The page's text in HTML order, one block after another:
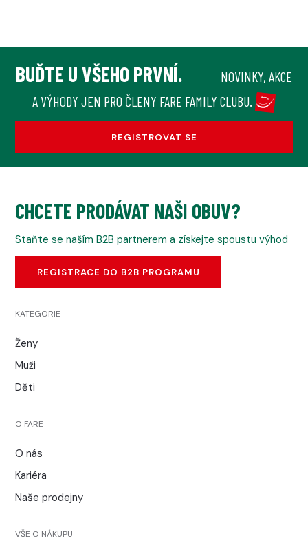
BUĎTE U VŠEHO PRVNÍ.
NOVINKY, AKCE
A VÝHODY JEN PRO ČLENY FARE FAMILY CLUBU.
REGISTROVAT SE
CHCETE PRODÁVAT NAŠI OBUV?
Staňte se naším B2B partnerem a získejte spoustu výhod
REGISTRACE DO B2B PROGRAMU
KATEGORIE
Ženy
Muži
Děti
O FARE
O nás
Kariéra
Naše prodejny
VŠE O NÁKUPU